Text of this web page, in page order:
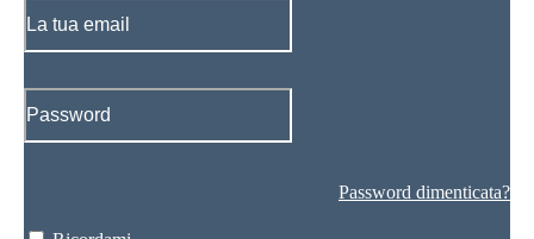
Password dimenticata?